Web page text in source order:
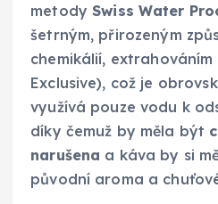
metodySwiss Water
šetrným, přirozeným
chemikálií, extrahováním
Exclusive), což je
využívá pouze vodu k
díky čemuž by měla být
narušena a káva by si
původní aroma a